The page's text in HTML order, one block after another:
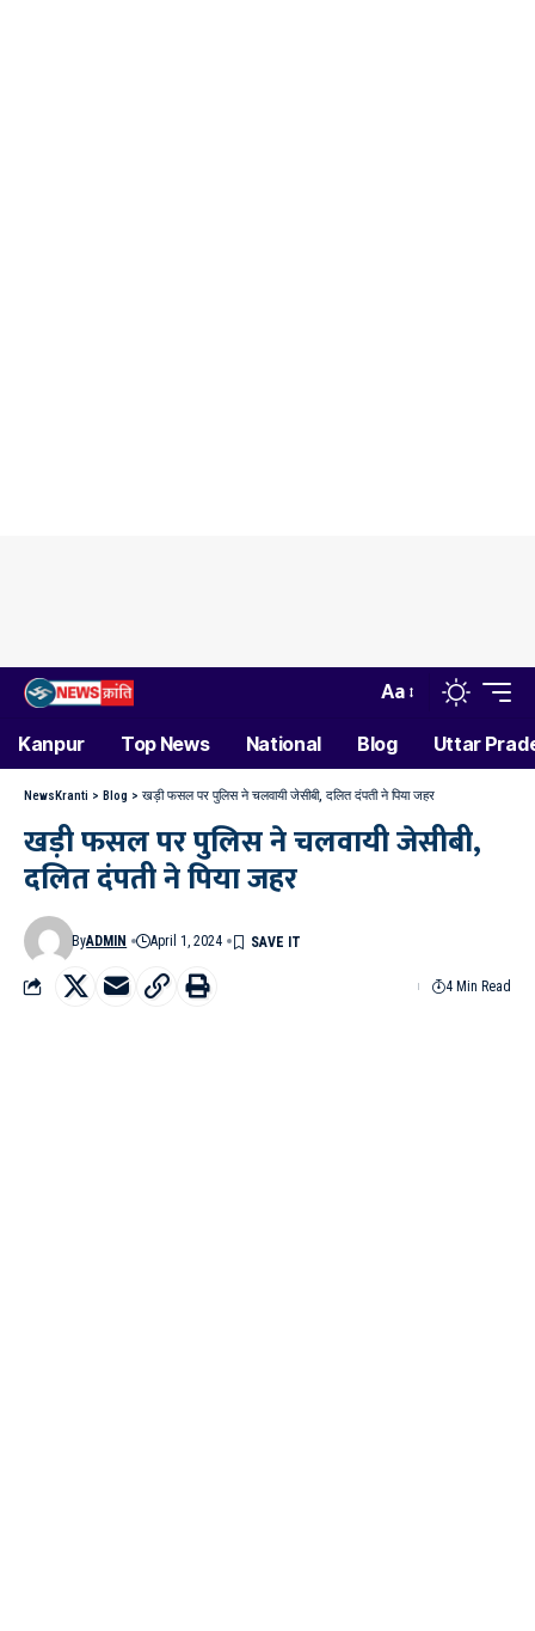
Aa
Kanpur Top News National Blog Uttar
NewsKranti > Blog > खड़ी फसल पर पुलिस ने चलवायी जेसीबी, दलित दंपती ने पिया जहर
खड़ी फसल पर पुलिस ने चलवायी जेसीबी,
दलित दंपती ने पिया जहर
ByADMIN April 1, 2024
4 Min Read